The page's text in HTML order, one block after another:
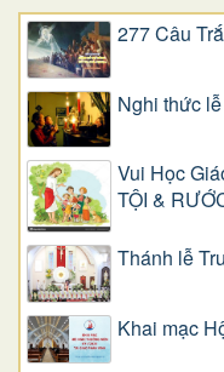
277 Câu
Nghi thức
Vui Học
TỘI &
Thánh lễ
Khai mạc